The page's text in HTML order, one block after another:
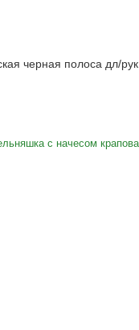
черная полоса дл/рук